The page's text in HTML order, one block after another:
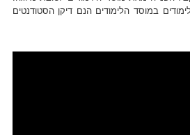
במוסד הלימודים הנם דיקן הסטודנטים